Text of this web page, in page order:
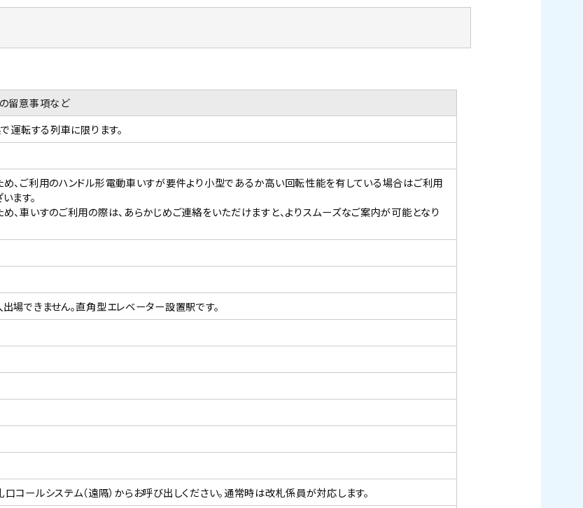
留意事項など
運転する列車に限ります。
、ご利用のハンドル形電動車いすが要件より小型であるか高い回転性能を有している場合はご利用
ます。
、車いすのご利用の際は、あらかじめご連絡をいただけますと、よりスムーズなご案内が可能となり
場できません。直角型エレベーター設置駅です。
コールシステム（遠隔）からお呼び出しください。通常時は改札係員が対応します。